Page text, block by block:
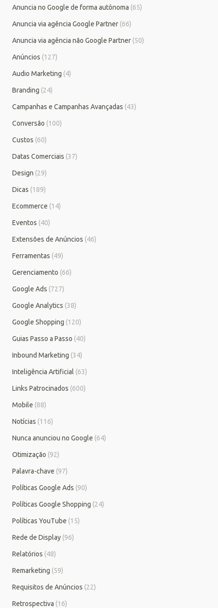
Anuncia no Google de forma autônoma (65)
Anuncia via agência Google Partner (66)
Anuncia via agência não Google Partner (50)
Anúncios (127)
Audio Marketing (4)
Branding (24)
Campanhas e Campanhas Avançadas (43)
Conversão (100)
Custos (60)
Datas Comerciais (37)
Design (29)
Dicas (189)
Ecommerce (14)
Eventos (40)
Extensões de Anúncios (46)
Ferramentas (49)
Gerenciamento (66)
Google Ads (727)
Google Analytics (38)
Google Shopping (120)
Guias Passo a Passo (40)
Inbound Marketing (34)
Inteligência Artificial (63)
Links Patrocinados (600)
Mobile (88)
Notícias (116)
Nunca anunciou no Google (64)
Otimização (92)
Palavra-chave (97)
Políticas Google Ads (90)
Políticas Google Shopping (24)
Políticas YouTube (15)
Rede de Display (96)
Relatórios (48)
Remarketing (59)
Requisitos de Anúncios (22)
Retrospectiva (16)